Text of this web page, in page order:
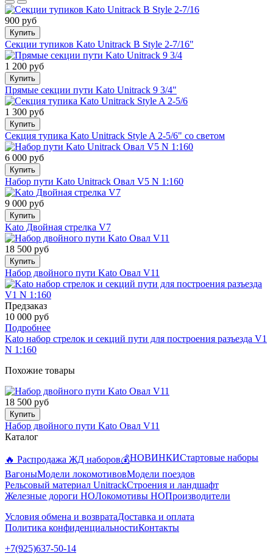
900 руб
Купить
Cекции тупиков Kato Unitrack B Style 2-7/16"
1 200 руб
Купить
Прямые секции пути Kato Unitrack 9 3/4"
1 300 руб
Купить
Cекция тупика Kato Unitrack Style A 2-5/6" со светом
6 000 руб
Купить
Набор пути Kato Unitrack Овал V5 N 1:160
9 000 руб
Купить
Kato Двойная стрелка V7
18 500 руб
Купить
Набор двойного пути Kato Овал V11
Предзаказ
10 000 руб
Подробнее
Kato набор стрелок и секций пути для построения разъезда V1
N 1:160
Похожие товары
18 500 руб
Купить
Набор двойного пути Kato Овал V11
Каталог
🔥 Распродажа ЖД наборов💰НОВИНКИСтартовые наборы
ВагоныМодели локомотивовМодели поездов
Рельсовый материал UnitrackСтроения и ландшафт
Железные дороги HOЛокомотивы HOПроизводители
Условия обмена и возвратаДоставка и оплата
Политика конфиденциальностиКонтакты
+7(925)637-50-14